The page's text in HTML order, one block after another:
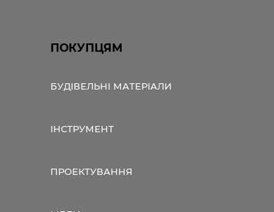
ПОКУПЦЯМ
БУДІВЕЛЬНІ МАТЕРІАЛИ
ІНСТРУМЕНТ
ПРОЕКТУВАННЯ